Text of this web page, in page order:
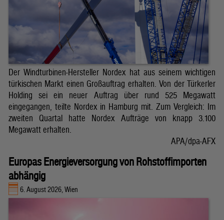
Der Windturbinen-Hersteller Nordex hat aus seinem wichtigen
türkischen Markt einen Großauftrag erhalten. Von der Türkerler
Holding sei ein neuer Auftrag über rund 525 Megawatt
eingegangen, teilte Nordex in Hamburg mit. Zum Vergleich: Im
zweiten Quartal hatte Nordex Aufträge von knapp 3.100
Megawatt erhalten.
APA/dpa-AFX
Europas Energieversorgung von Rohstoffimporten
abhängig
6. August 2026, Wien